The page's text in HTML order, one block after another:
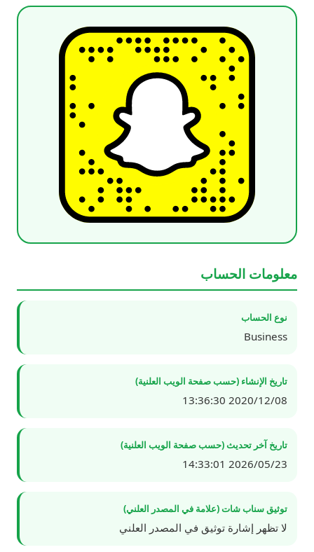
معلومات الحساب
نوع الحساب
Business
تاريخ الإنشاء (حسب صفحة الويب العلنية)
2020/12/08 13:36:30
تاريخ آخر تحديث (حسب صفحة الويب العلنية)
2026/05/23 14:33:01
توثيق سناب شات (علامة في المصدر العلني)
لا تظهر إشارة توثيق في المصدر العلني